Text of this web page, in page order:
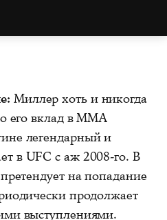
Миллер хоть и никогда
его вклад в ММА
легендарный и
в UFC с аж 2008-го. В
на попадание
продолжает
выступлениями.